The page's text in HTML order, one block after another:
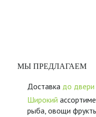
МЫ ПРЕДЛАГАЕМ
Доставка до двери
Широкий
рыба, овощи